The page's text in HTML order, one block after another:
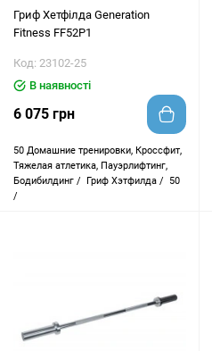
Гриф Хетфілда Generation
Fitness FF52P1
Код: 23102-25
В наявності
6 075 грн
50 Домашние тренировки, Кроссфит,
Тяжелая атлетика, Пауэрлифтинг,
Бодибилдинг /
Гриф Хэтфилда /
50
/